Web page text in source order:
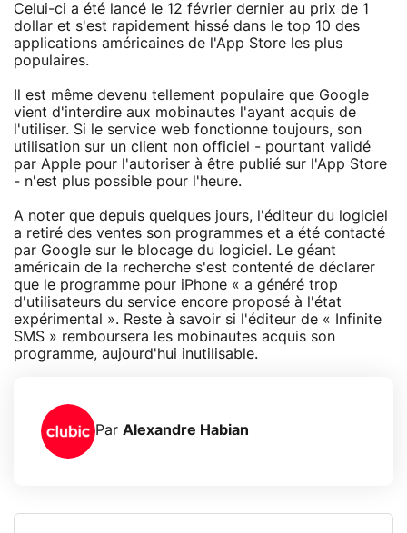
Celui-ci a été lancé le 12 février dernier au prix de 1
dollar et s'est rapidement hissé dans le top 10 des
applications américaines de l'App Store les plus
populaires.
Il est même devenu tellement populaire que Google
vient d'interdire aux mobinautes l'ayant acquis de
l'utiliser. Si le service web fonctionne toujours, son
utilisation sur un client non officiel - pourtant validé
par Apple pour l'autoriser à être publié sur l'App Store
- n'est plus possible pour l'heure.
A noter que depuis quelques jours, l'éditeur du logiciel
a retiré des ventes son programmes et a été contacté
par Google sur le blocage du logiciel. Le géant
américain de la recherche s'est contenté de déclarer
que le programme pour iPhone « a généré trop
d'utilisateurs du service encore proposé à l'état
expérimental ». Reste à savoir si l'éditeur de « Infinite
SMS » remboursera les mobinautes acquis son
programme, aujourd'hui inutilisable.
Par Alexandre Habian